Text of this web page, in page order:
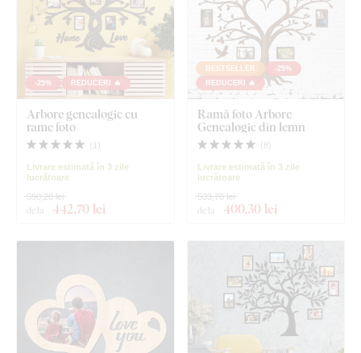
-25% REDUCERI 🔥
Arbore genealogic cu
rame foto
( 1 )
Livrare estimată în 3 zile
lucrătoare
de la 442,70 lei
590,20 lei
BESTSELLER
-25%
REDUCERI 🔥
Ramă foto Arbore
Genealogic din lemn
( 8 )
Livrare estimată în 3 zile
lucrătoare
de la 400,30 lei
533,70 lei